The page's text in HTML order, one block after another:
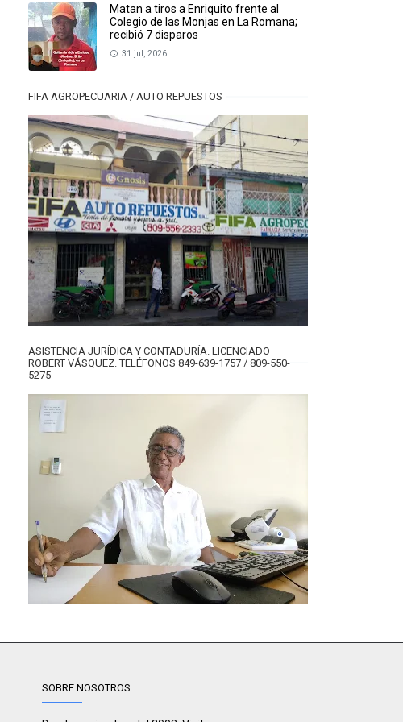
Matan a tiros a Enriquito frente al
Colegio de las Monjas en La Romana;
recibió 7 disparos
31 jul, 2026
FIFA AGROPECUARIA / AUTO REPUESTOS
ASISTENCIA JURÍDICA Y CONTADURÍA. LICENCIADO
ROBERT VÁSQUEZ. TELÉFONOS 849-639-1757 / 809-550-
5275
SOBRE NOSOTROS